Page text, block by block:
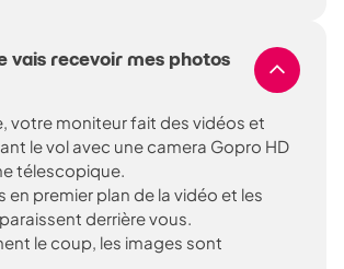
vais recevoir mes photos
votre moniteur fait des vidéos et
le vol avec une camera Gopro HD
télescopique.
en premier plan de la vidéo et les
derrière vous.
le coup, les images sont